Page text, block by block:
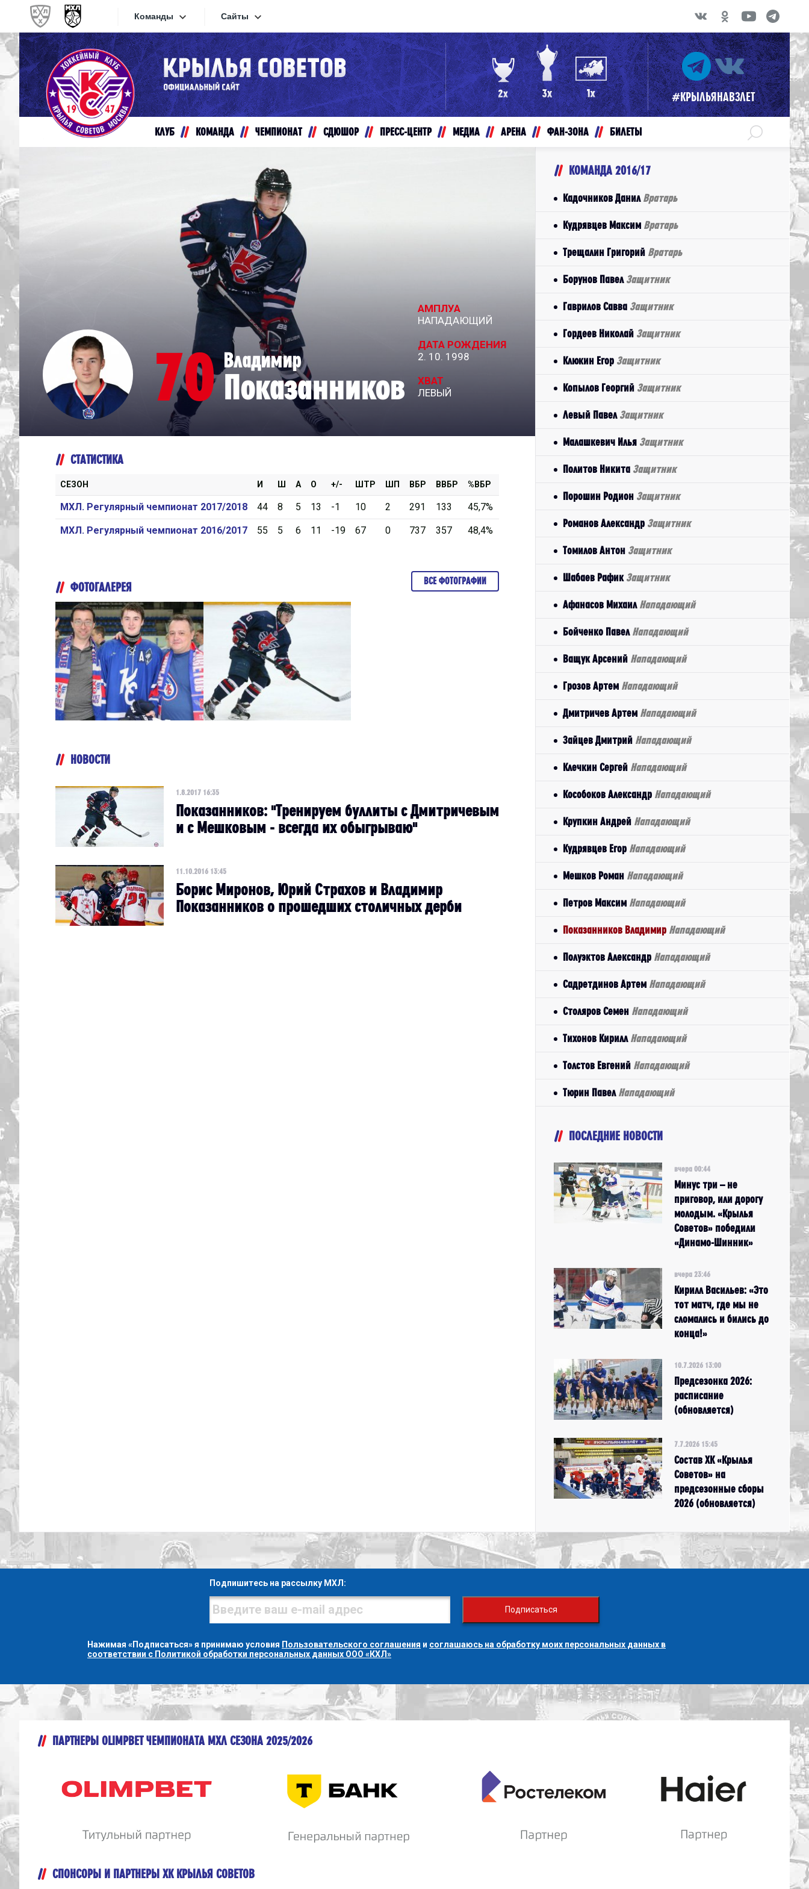
Команды
Конференция «Запад»
Дивизион Золотой
Академия Михайлова
МХК Динамо СПб
МХК Динамо-М
МХК Спартак
СКА-1946
Дивизион Серебряный
Академия СКА
АКМ-Юниор
Амурские Тигры
Красная Машина-Юниор
Крылья Советов
МХК Динамо-Карелия
МХК Спартак-МАХ
ХК Капитан
Конференция «Восток»
Дивизион Золотой
Авто
Дивизион Серебряный
Локо-76
МХК Молот
Реактор
Сибирские Cнайперы
Спутник Ал
Сайты
Сайты
Видеотрансляции
Хайлайты
Интернет-магазин
Приложение МХЛ
#КРЫЛЬЯНАВЗЛЕТ
КЛУБ КОМАНДА ЧЕМПИОНАТ СДЮШОР ПРЕСС-ЦЕНТР МЕДИА АРЕНА ФАН-ЗОНА БИЛЕТЫ
70 Владимир
Показанников
АМПЛУА
НАПАДАЮЩИЙ
ДАТА РОЖДЕНИЯ
2. 10. 1998
ХВАТ
ЛЕВЫЙ
СТАТИСТИКА
СЕЗОН И Ш А О +/- ШТР ШП ВБР ВВБР %ВБР
МХЛ. Регулярный чемпионат 2017/2018 44 8 5 13 -1 10 2 291 133 45,7%
МХЛ. Регулярный чемпионат 2016/2017 55 5 6 11 -19 67 0 737 357 48,4%
ФОТОГАЛЕРЕЯ ВСЕ ФОТОГРАФИИ
НОВОСТИ
1.8.2017 16:35
Показанников: "Тренируем буллиты с Дмитричевым
и с Мешковым - всегда их обыгрываю"
11.10.2016 13:45
Борис Миронов, Юрий Страхов и Владимир
Показанников о прошедших столичных дерби
КОМАНДА 2016/17
Кадочников Данил Вратарь
Кудрявцев Максим Вратарь
Трещалин Григорий Вратарь
Борунов Павел Защитник
Гаврилов Савва Защитник
Гордеев Николай Защитник
Клюкин Егор Защитник
Копылов Георгий Защитник
Левый Павел Защитник
Малашкевич Илья Защитник
Политов Никита Защитник
Порошин Родион Защитник
Романов Александр Защитник
Томилов Антон Защитник
Шабаев Рафик Защитник
Афанасов Михаил Нападающий
Бойченко Павел Нападающий
Ващук Арсений Нападающий
Грозов Артем Нападающий
Дмитричев Артем Нападающий
Зайцев Дмитрий Нападающий
Клечкин Сергей Нападающий
Кособоков Александр Нападающий
Крупкин Андрей Нападающий
Кудрявцев Егор Нападающий
Мешков Роман Нападающий
Петров Максим Нападающий
Показанников Владимир Нападающий
Полуэктов Александр Нападающий
Садретдинов Артем Нападающий
Столяров Семен Нападающий
Тихонов Кирилл Нападающий
Толстов Евгений Нападающий
Тюрин Павел Нападающий
ПОСЛЕДНИЕ НОВОСТИ
вчера 00:44
Минус три – не
приговор, или дорогу
молодым. «Крылья
Советов» победили
«Динамо-Шинник»
вчера 23:46
Кирилл Васильев: «Это
тот матч, где мы не
сломались и бились до
конца!»
10.7.2026 13:00
Предсезонка 2026:
расписание
(обновляется)
7.7.2026 15:45
Состав ХК «Крылья
Советов» на
предсезонные сборы
2026 (обновляется)
Подпишитесь на рассылку МХЛ:
Подписаться
Нажимая «Подписаться» я принимаю условия Пользовательского соглашения и соглашаюсь на обработку моих персональных данных в
соответствии с Политикой обработки персональных данных ООО «КХЛ»
ПАРТНЕРЫ OLIMPBET ЧЕМПИОНАТА МХЛ СЕЗОНА 2025/2026
СПОНСОРЫ И ПАРТНЕРЫ ХК КРЫЛЬЯ СОВЕТОВ